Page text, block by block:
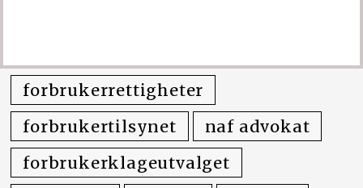
Les mer om gebyrene her.
forbrukerrettigheter
forbrukertilsynet
naf advokat
forbrukerklageutvalget